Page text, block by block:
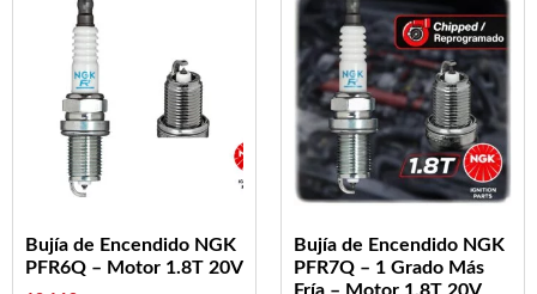
Bujía de Encendido NGK
PFR6Q – Motor 1.8T 20V
Bujía de Encendido NGK
PFR7Q – 1 Grado Más